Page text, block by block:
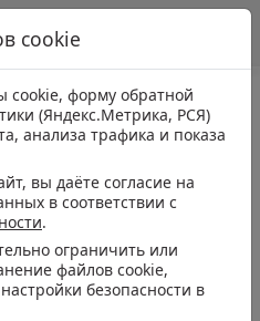
cookie
cookie, форму обратной
(Яндекс.Метрика, РСЯ)
анализа трафика и показа
вы даёте согласие на
в соответствии с
.
ограничить или
файлов cookie,
безопасности в